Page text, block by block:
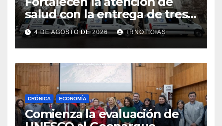
salud con la entrega de tres
nuevas ambulancias para
Cauquenes y Sagrada Familia
4 DE AGOSTO DE 2026 TRNOTICIAS
CRÓNICA ECONOMÍA
Comienza la evaluación de